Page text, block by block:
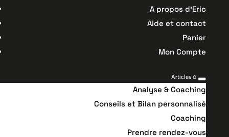
A propos d’Eric
Aide et contact
Panier
Mon Compte
Articles 0
Analyse & Coaching
Conseils et Bilan personnalisé
Coaching
Prendre rendez-vous